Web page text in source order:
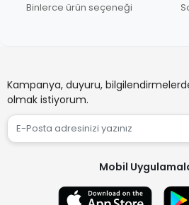
Binlerce ürün seçeneği
Kampanya, duyuru,
olmak istiyorum.
Mobil